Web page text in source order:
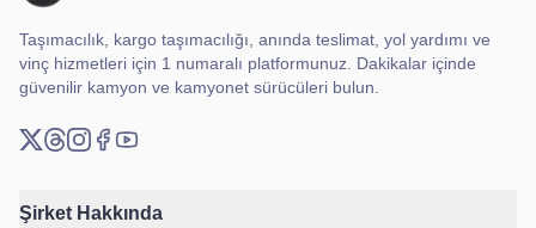
Taşımacılık, kargo taşımacılığı, anında teslimat, yol yardımı ve
vinç hizmetleri için 1 numaralı platformunuz. Dakikalar içinde
güvenilir kamyon ve kamyonet sürücüleri bulun.
Şirket Hakkında